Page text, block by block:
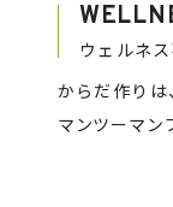
ウェルネ
からだ作り
マンツーマン